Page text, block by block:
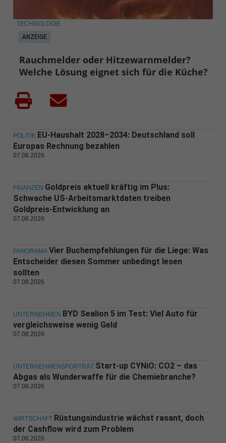
ANZEIGE
TECHNOLOGIE
Rauchmelder oder Hitzewarnmelder?
Welche Lösung eignet sich für die Küche?
POLITIK EU-Haushalt 2028–2034: Deutschland soll
Europas Rechnung bezahlen
07.08.2026
FINANZEN Goldpreis aktuell kräftig im Plus:
Schwache US-Arbeitsmarktdaten treiben
Goldpreis-Entwicklung an
07.08.2026
PANORAMA Vier Buchempfehlungen für die Liege: Was
Entscheider diesen Sommer unbedingt lesen
sollten
07.08.2026
UNTERNEHMEN BYD Sealion 5 im Test: Viel Auto für
vergleichsweise wenig Geld
07.08.2026
UNTERNEHMENSPORTRÄT Start-up CYNiO: CO2 – das
Abgas als Wunderwaffe für die Chemiebranche?
07.08.2026
WIRTSCHAFT Rüstungsindustrie wächst rasant, doch
der Cashflow wird zum Problem
07.08.2026